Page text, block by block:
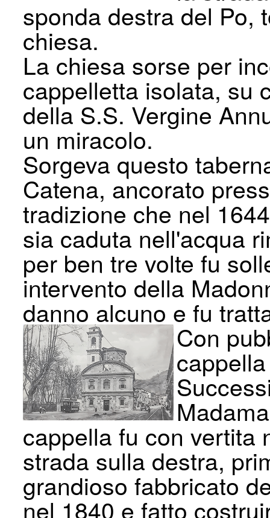
sponda destra del Po,
chiesa.
La chiesa sorse per
cappelletta isolata, su
della S.S. Vergine
un miracolo.
Sorgeva questo
Catena, ancorato
tradizione che nel
sia caduta nel­l'acqua
per ben tre volte fu
intervento della
danno alcuno e fu
Con
cappella fu con­ vertita
strada sulla destra,
grandioso fabbricato
nel 1840 e fatto